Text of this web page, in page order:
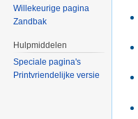
Willekeurige pagina
Zandbak
Hulpmiddelen
Speciale pagina's
Printvriendelijke versie